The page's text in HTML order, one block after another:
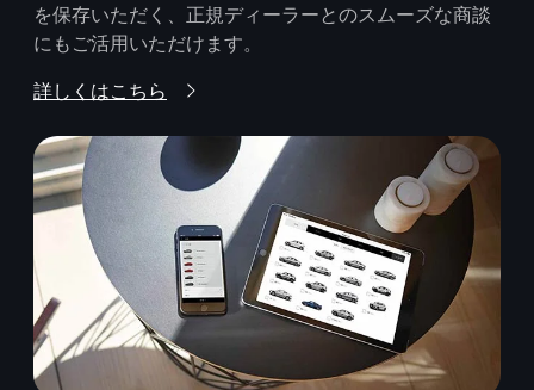
を保存いただく、正規ディーラーとのスムーズな商談
にもご活用いただけます。
詳しくはこちら